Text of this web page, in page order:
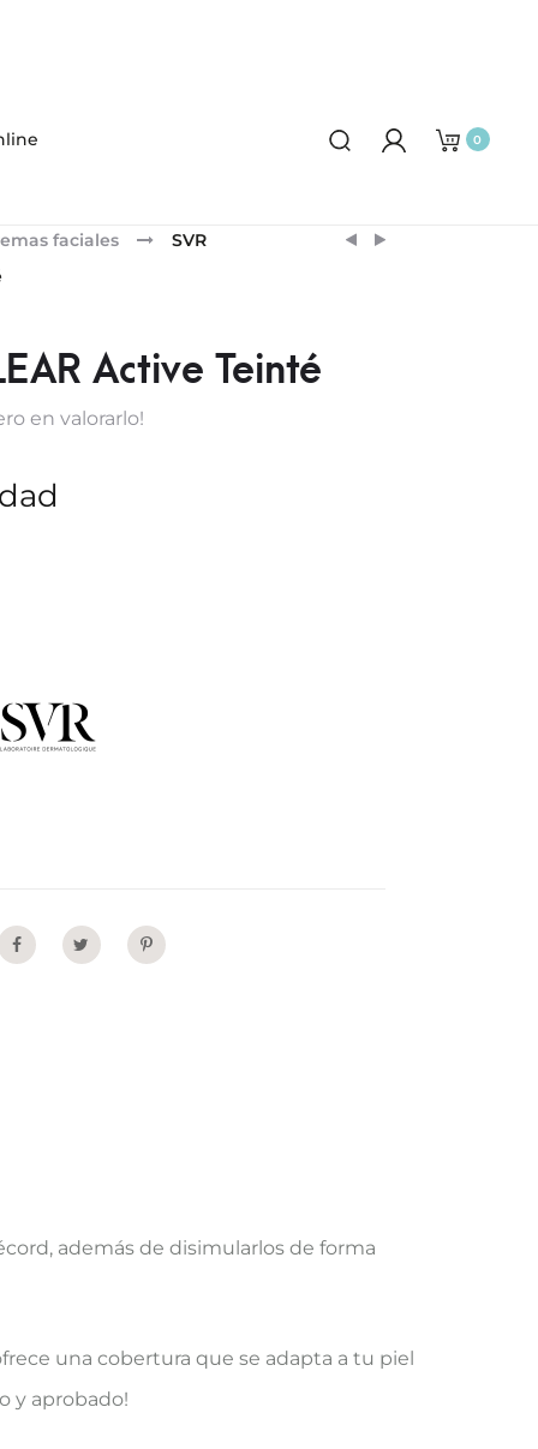
0
Product
FERRUMCAP
SVR
faciales
SVR
Active Teinté
en valorarlo!
además de disimularlos de forma
una cobertura que se adapta a tu piel
y aprobado!